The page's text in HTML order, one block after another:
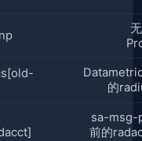
的
sa-msg-
前的